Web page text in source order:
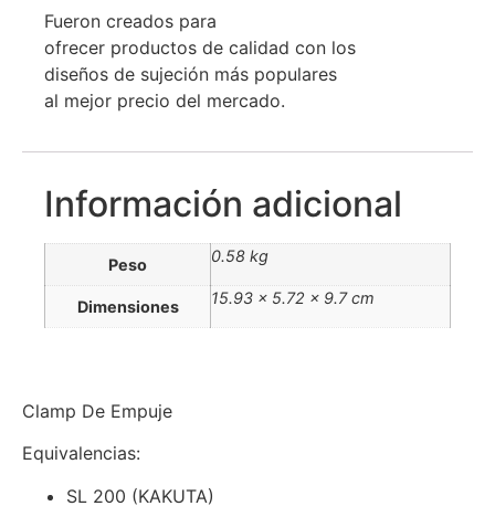
Fueron creados para
ofrecer productos de calidad con los
diseños de sujeción más populares
al mejor precio del mercado.
Información adicional
Peso 0.58 kg
Dimensiones 15.93 × 5.72 × 9.7 cm
Clamp De Empuje
Equivalencias:
SL 200 (KAKUTA)